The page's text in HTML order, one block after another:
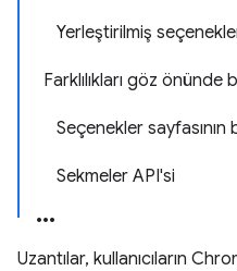
Yerleştirilmiş
Farklılıkları göz önünde
Seçenekler sayfasının
Sekmeler API'si
Uzantılar, kullanıcıların